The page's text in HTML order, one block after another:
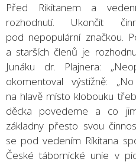
Před Rikitanem a
rozhodnutí. Ukončit
pod nepopulární značkou.
a starších členů je
Junáku dr. Plajnera:
okomentoval výstižně:
na hlavě místo klobouku
děcka povedeme a co
základny přesto svou
se pod vedením Rikitana
České tábornické unie v